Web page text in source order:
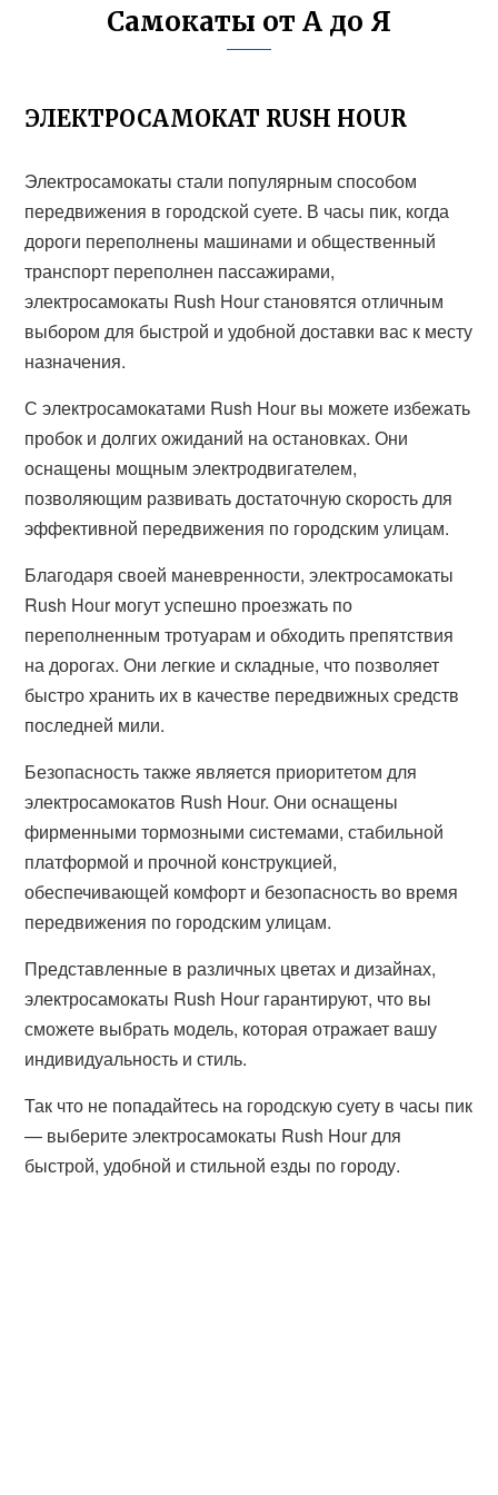
Самокаты от А до Я
ЭЛЕКТРОСАМОКАТ RUSH HOUR
Электросамокаты стали популярным способом
передвижения в городской суете. В часы пик, когда
дороги переполнены машинами и общественный
транспорт переполнен пассажирами,
электросамокаты Rush Hour становятся отличным
выбором для быстрой и удобной доставки вас к месту
назначения.
С электросамокатами Rush Hour вы можете избежать
пробок и долгих ожиданий на остановках. Они
оснащены мощным электродвигателем,
позволяющим развивать достаточную скорость для
эффективной передвижения по городским улицам.
Благодаря своей маневренности, электросамокаты
Rush Hour могут успешно проезжать по
переполненным тротуарам и обходить препятствия
на дорогах. Они легкие и складные, что позволяет
быстро хранить их в качестве передвижных средств
последней мили.
Безопасность также является приоритетом для
электросамокатов Rush Hour. Они оснащены
фирменными тормозными системами, стабильной
платформой и прочной конструкцией,
обеспечивающей комфорт и безопасность во время
передвижения по городским улицам.
Представленные в различных цветах и дизайнах,
электросамокаты Rush Hour гарантируют, что вы
сможете выбрать модель, которая отражает вашу
индивидуальность и стиль.
Так что не попадайтесь на городскую суету в часы пик
— выберите электросамокаты Rush Hour для
быстрой, удобной и стильной езды по городу.